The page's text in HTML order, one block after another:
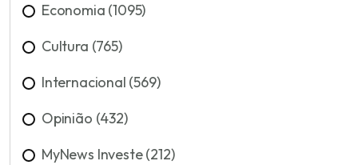
Economia (1095)
Cultura (765)
Internacional (569)
Opinião (432)
MyNews Investe (212)